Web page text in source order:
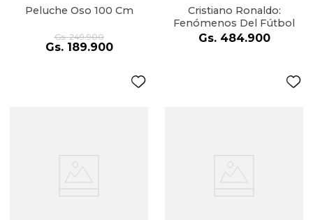
Peluche Oso 100 Cm
Gs. 249.900
Gs. 189.900
Cristiano Ronaldo:
Fenómenos Del Fútbol
Gs. 484.900